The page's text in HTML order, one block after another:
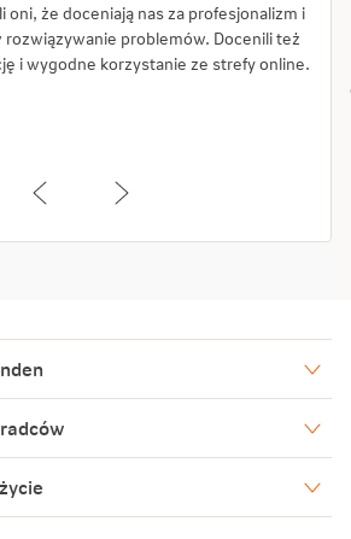
oni, że doceniają nas za profesjonalizm i
rozwiązywanie problemów. Docenili też
i wygodne korzystanie ze strefy online.